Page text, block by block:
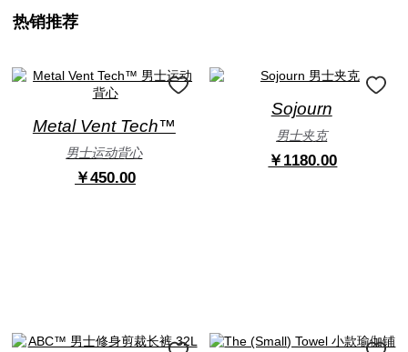
热销推荐
Metal Vent Tech™
男士运动背心
￥450.00
Sojourn
男士夹克
￥1180.00